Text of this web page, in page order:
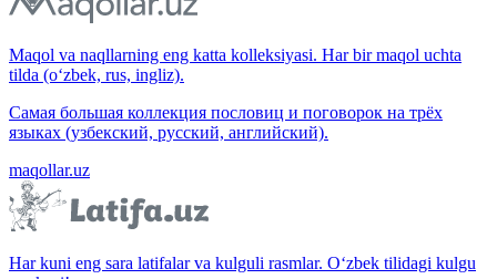
Maqol va naqllarning eng katta kolleksiyasi. Har bir maqol uchta
tilda (o‘zbek, rus, ingliz).
Самая большая коллекция пословиц и поговорок на трёх
языках (узбекский, русский, английский).
maqollar.uz
Har kuni eng sara latifalar va kulguli rasmlar. O‘zbek tilidagi kulgu